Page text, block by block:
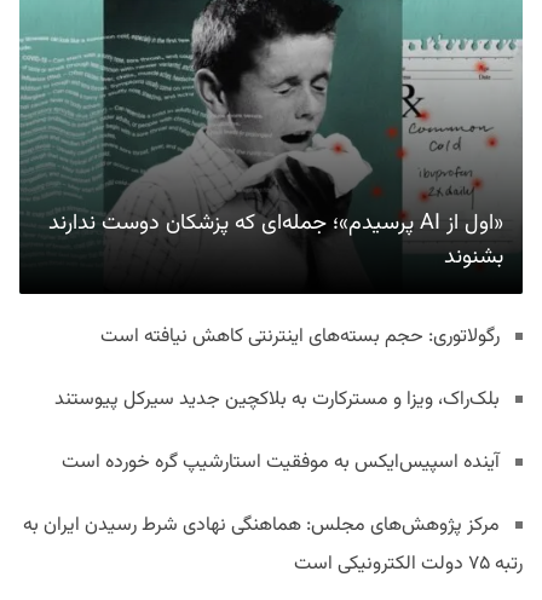
«اول از AI پرسیدم»؛ جمله‌ای که پزشکان دوست ندارند
بشنوند
رگولاتوری: حجم بسته‌های اینترنتی کاهش نیافته است
بلک‌راک، ویزا و مسترکارت به بلاکچین جدید سیرکل پیوستند
آینده اسپیس‌ایکس به موفقیت استارشیپ گره خورده است
مرکز پژوهش‌های مجلس: هماهنگی نهادی شرط رسیدن ایران به
رتبه ۷۵ دولت الکترونیکی است